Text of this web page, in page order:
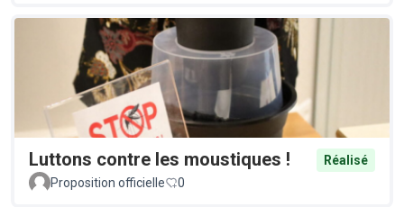
Luttons contre les moustiques !
Réalisé
Proposition officielle
0